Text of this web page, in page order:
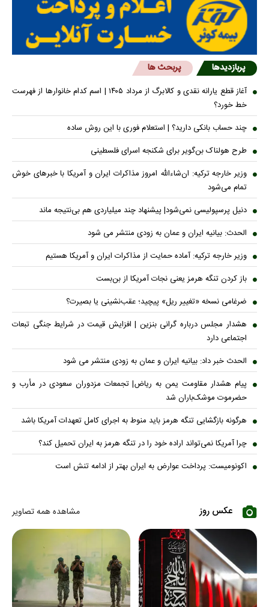
پربازدیدها پربحث ها
آغاز قطع یارانه نقدی و کالابرگ از مرداد ۱۴۰۵ | اسم کدام خانوار‌ها از فهرست
خط خورد؟
چند حساب بانکی دارید؟ | استعلام فوری با این روش ساده
طرح هولناک بن‌گویر برای شکنجه اسرای فلسطینی
وزیر خارجه ترکیه: ان‌شاءالله امروز مذاکرات ایران و آمریکا با خبرهای خوش
تمام می‌شود
دنیل پرسپولیسی نمی‌شود| پیشنهاد چند میلیاردی هم بی‌نتیجه ماند
الحدث: بیانیه ایران و عمان به زودی منتشر می شود
وزیر خارجه ترکیه: آماده حمایت از مذاکرات ایران و آمریکا هستیم
باز کردن تنگه هرمز یعنی نجات آمریکا از بن‌بست
ضرغامی نسخه «تغییر ریل» پیچید؛ عقب‌نشینی یا بصیرت؟
هشدار مجلس درباره گرانی بنزین | افزایش قیمت در شرایط جنگی تبعات
اجتماعی دارد
الحدث خبر داد: بیانیه ایران و عمان به زودی منتشر می شود
پیام هشدار مقاومت یمن به ریاض| تجمعات مزدوران سعودی در مأرب و
حضرموت موشک‌باران شد
هرگونه بازگشایی تنگه هرمز باید منوط به اجرای کامل تعهدات آمریکا باشد
چرا آمریکا نمی‌تواند اراده خود را در تنگه هرمز به ایران تحمیل کند؟
اکونومیست: پرداخت عوارض به ایران بهتر از ادامه تنش است
عکس روز مشاهده همه تصاویر